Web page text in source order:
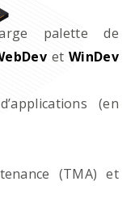
palette de
et WinDev
(en
(TMA) et